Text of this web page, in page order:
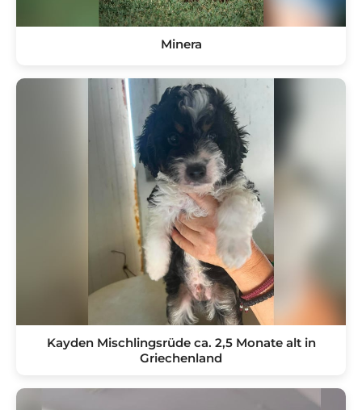
Minera
Kayden Mischlingsrüde ca. 2,5 Monate alt in
Griechenland